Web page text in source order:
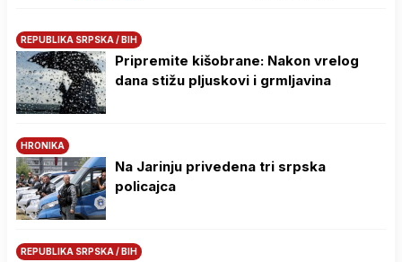
REPUBLIKA SRPSKA / BIH
Pripremite kišobrane: Nakon vrelog
dana stižu pljuskovi i grmljavina
HRONIKA
Na Јarinju privedena tri srpska
policajca
REPUBLIKA SRPSKA / BIH